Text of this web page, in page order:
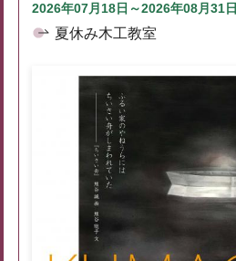
2026年07月18日～2026年08月31日
夏休み木工教室